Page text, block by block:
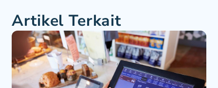
Artikel Terkait